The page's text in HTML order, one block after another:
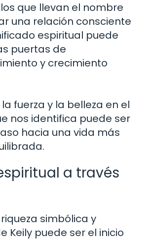
que llevan el nombre
una relación consciente
espiritual puede
puertas de
y crecimiento
fuerza y la belleza en el
nos identifica puede ser
hacia una vida más
a través
simbólica y
Keily puede ser el inicio